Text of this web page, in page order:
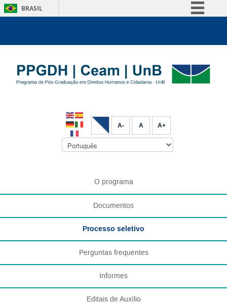
BRASIL
Acesso à informação
A- A A+
O programa
Documentos
Processo seletivo
Perguntas frequentes
Informes
Editais de Auxílio